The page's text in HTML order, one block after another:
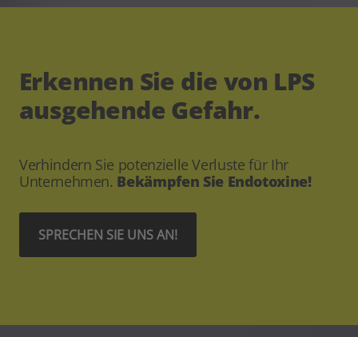
Erkennen Sie die von LPS
ausgehende Gefahr.
Verhindern Sie potenzielle Verluste für Ihr
Unternehmen. Bekämpfen Sie Endotoxine!
SPRECHEN SIE UNS AN!